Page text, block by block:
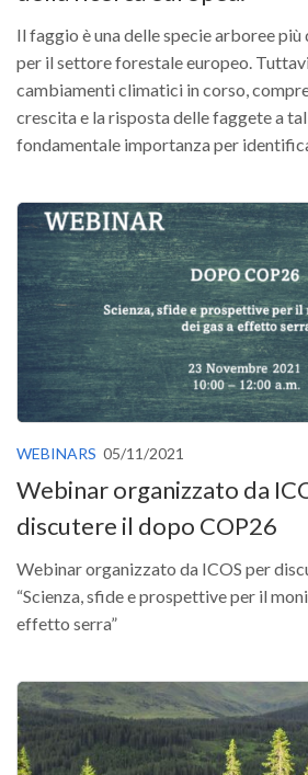
XV Congresso (Sassari 2026)
XIV Congresso (Padova 2024)
XIII Congresso (Orvieto 2022)
XI Congresso (Roma 2017)
X Congresso (Firenze 2015)
IX Congresso (Bolzano 2013)
VIII Congresso (Rende 2011)
VII Congresso (Isernia 2009)
VI Congresso (Arezzo 2007)
V Congresso (Torino 2003)
IV Congresso (Potenza 2003)
III Congresso (Viterbo 2001)
II Congresso (Bologna 1999)
I Congresso (Padova 1997)
Redazione
Editoriali
Pillole di Scienze Forestali
Highlights
Il faggio è una delle specie arboree
per il settore forestale europeo.
cambiamenti climatici in corso,
crescita e la risposta delle faggete a
fondamentale importanza per
WEBINARS 05/11/2021
Webinar organizzato da
discutere il dopo COP26
Webinar organizzato da ICOS per
“Scienza, sfide e prospettive per il
effetto serra”